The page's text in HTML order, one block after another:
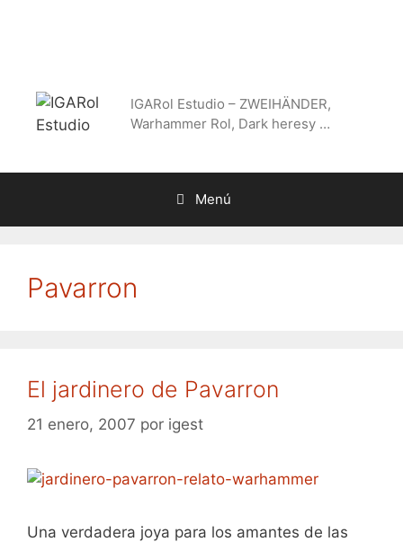
IGARol Estudio – ZWEIHÄNDER,
Warhammer Rol, Dark heresy …
Menú
Pavarron
El jardinero de Pavarron
21 enero, 2007 por igest
Una verdadera joya para los amantes de las